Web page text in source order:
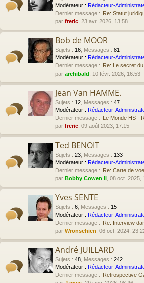
Modérateur : Rédacteur-
Dernier message : Re: Statut
par freric , 23 avr. 2026, 13:58
Bob de MOOR
Sujets : 16 Messages : 81
Modérateur : Rédacteur-
Dernier message : Re: Le secret
par archibald , 10 févr. 2026, 16:53
Jean Van HAMME.
Sujets : 12 Messages : 47
Modérateur : Rédacteur-
Dernier message : Le Monde HS -
par freric , 09 août 2023, 17:15
Ted BENOIT
Sujets : 23 Messages : 133
Modérateur : Rédacteur-
Dernier message : Re: Carte de
par Bobby Cowen II , 08 oct. 2025,
Yves SENTE
Sujets : 6 Messages : 15
Modérateur : Rédacteur-
Dernier message : Re: Interview
par Wronschien , 06 oct. 2024,
André JUILLARD
Sujets : 48 Messages : 242
Modérateur : Rédacteur-
Dernier message : Retrospective